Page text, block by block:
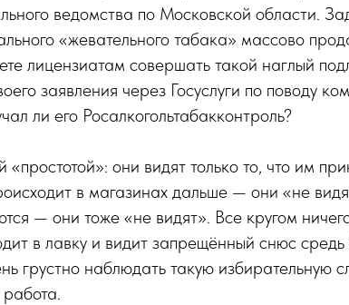
ведомства по Московской области.
«жевательного табака» массово
лицензиатам совершать такой наглый
заявления через Госуслуги по поводу
ли его Росалкогольтабакконтроль?
они видят только то, что им
в магазинах дальше — они «не
— они тоже «не видят». Все кругом
в лавку и видит запрещённый снюс
грустно наблюдать такую избирательную